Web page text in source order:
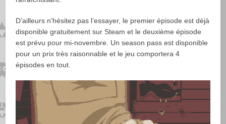
D’ailleurs n’hésitez pas l’essayer, le premier épisode est déjà
disponible gratuitement sur Steam et le deuxième épisode
est prévu pour mi-novembre. Un season pass est disponible
pour un prix très raisonnable et le jeu comportera 4
épisodes en tout.